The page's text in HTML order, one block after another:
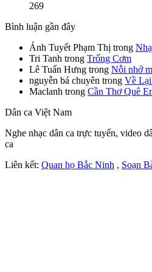
269
Bình luận gần đây
Ánh Tuyết Phạm Thị trong
Tri Tanh trong Trống Cơm
Lê Tuấn Hưng trong Nỗi nhớ
nguyễn bá chuyên trong Về
Maclanh trong Cần Thơ Quê
Dân ca Việt Nam
Nghe nhạc dân ca trực tuyến, video
ca
Liên kết: Quan họ Bắc Ninh , Soạn